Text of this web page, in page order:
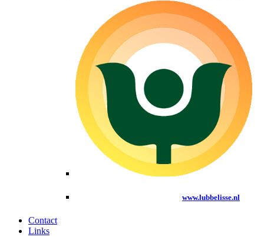
www.lubbelisse.nl
Contact
Links